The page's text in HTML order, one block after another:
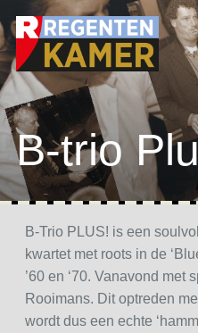
Skip to content
B-trio
B-Trio PLUS! is een
kwartet met roots in de
’60 en ‘70. Vanavond met
Rooimans. Dit optreden
wordt dus een echte